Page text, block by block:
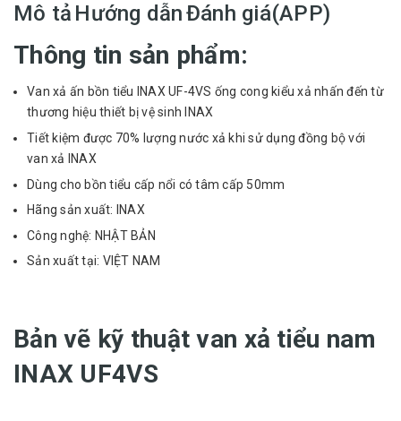
Mô tả Hướng dẫnĐánh giá(APP)
Thông tin sản phẩm:
Van xả ấn bồn tiểu INAX UF-4VS ống cong kiểu xả nhấn đến từ
thương hiệu thiết bị vệ sinh
INAX
Tiết kiệm được 70% lượng nước xả khi sử dụng đồng bộ với
van xả INAX
Dùng cho bồn tiểu cấp nổi có tâm cấp 50mm
Hãng sản xuất: INAX
Công nghệ: NHẬT BẢN
Sản xuất tại: VIỆT NAM
Bản vẽ kỹ thuật van xả tiểu nam
INAX UF4VS